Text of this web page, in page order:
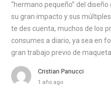
“hermano pequeño” del
su gran impacto y sus
te des cuenta, muchos de los
consumes a diario, ya sea en
gran trabajo previo de
Cristian Panucci
1 año ago